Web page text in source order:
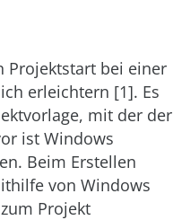
Projektstart bei einer
erleichtern [1]. Es
mit der der
ist Windows
Beim Erstellen
von Windows
Projekt